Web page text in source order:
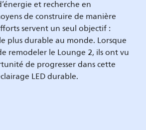
et recherche en
de construire de manière
servent un seul objectif :
plus durable au monde. Lorsque
remodeler le Lounge 2, ils ont vu
de progresser dans cette
LED durable.